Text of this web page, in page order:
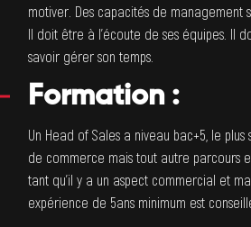
motiver. Des capacités de management
Il doit être à l’écoute de ses équipes. Il
savoir gérer son temps.
Formation :
Un Head of Sales a niveau bac+5, le plus
de commerce mais tout autre parcours
tant qu’il y a un aspect commercial et
expérience de 5ans minimum est